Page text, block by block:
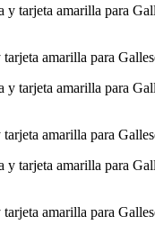
amarilla para
amarilla para
amarilla para